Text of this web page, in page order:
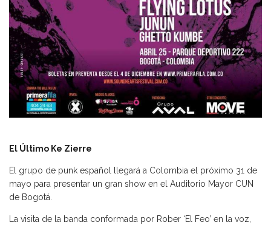
El Último Ke Zierre
El grupo de punk español llegará a Colombia el próximo 31 de
mayo para presentar un gran show en el Auditorio Mayor CUN
de Bogotá.
La visita de la banda conformada por Rober ‘El Feo’ en la voz,